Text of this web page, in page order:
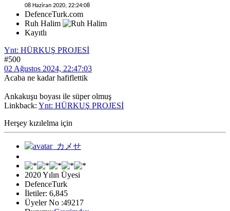
08 Haziran 2020, 22:24:08
DefenceTurk.com
Ruh Halim
Kayıtlı
Ynt: HÜRKUŞ PROJESİ
#500
02 Ağustos 2024, 22:47:03
Acaba ne kadar hafiflettik
Ankakuşu boyası ile süper olmuş
Linkback: Ynt: HÜRKUŞ PROJESİ
Herşey kızılelma için
2020 Yılın Üyesi
DefenceTurk
İletiler: 6,845
Üyeler No :49217